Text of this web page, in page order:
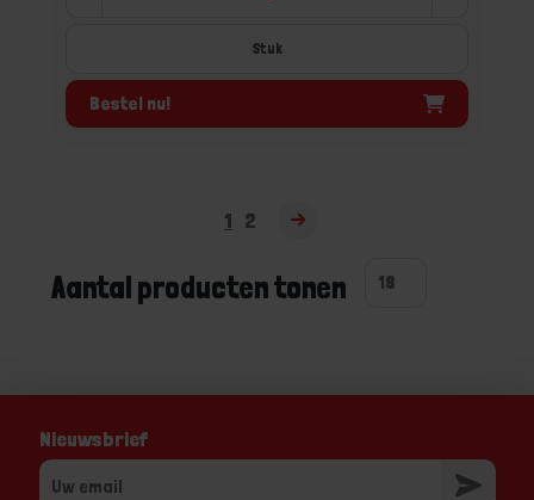
Stuk
Bestel nu!
1 2
Aantal producten tonen
Nieuwsbrief